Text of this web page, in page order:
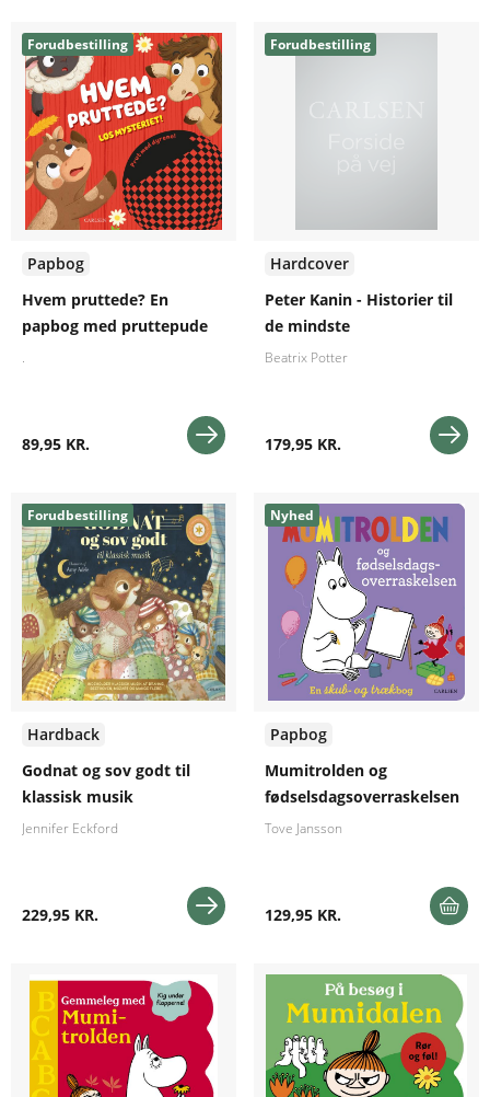
Papbog
Hvem pruttede? En
papbog med pruttepude
.
89,95 KR.
Forudbestilling
Hardcover
Peter Kanin - Historier til
de mindste
Beatrix Potter
179,95 KR.
Forudbestilling
Hardback
Godnat og sov godt til
klassisk musik
Jennifer Eckford
229,95 KR.
Forudbestilling
Papbog
Mumitrolden og
fødselsdagsoverraskelsen
Tove Jansson
129,95 KR.
Nyhed